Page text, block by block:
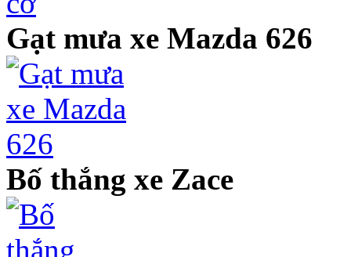
Gạt mưa xe Mazda 626
Bố thắng xe Zace